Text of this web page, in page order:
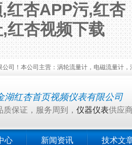
红杏APP污,红杏
红杏视频下载
！本公司主营：涡轮流量计，电磁流量计
湖红杏首页视频仪表有限公司
保证，服务周到， 仪器仪表供应
心 新闻资讯 技术文